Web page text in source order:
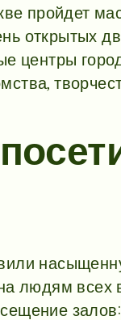
пройдет
открытых
центры
людям всех